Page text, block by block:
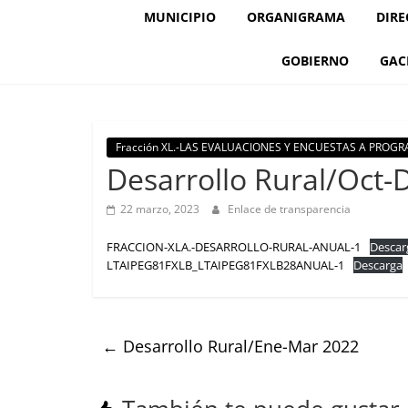
MUNICIPIO ORGANIGRAMA
GOBIERNO
Fracción XL.-LAS EVALUACIONES Y ENCUESTAS A
Desarrollo Rural/Oct-
22 marzo, 2023 Enlace de transparencia
FRACCION-XLA.-DESARROLLO-RURAL-ANUAL-1
LTAIPEG81FXLB_LTAIPEG81FXLB28ANUAL-1
Descarga
← Desarrollo Rural/Ene-Mar 2022